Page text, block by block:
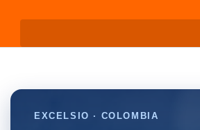
EXCELSIO · COLOMBIA